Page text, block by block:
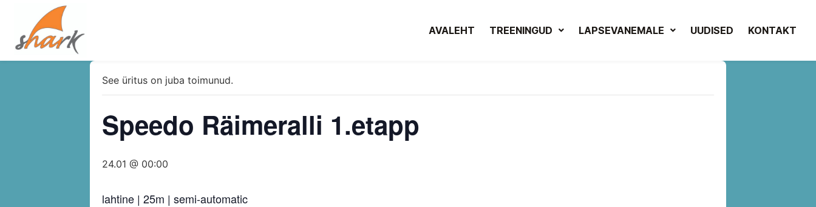
AVALEHT TREENINGUD LAPSEVANEMALE UUDISED KONTAKT
See üritus on juba toimunud.
Speedo Räimeralli 1.etapp
24.01 @ 00:00
lahtine | 25m | semi-automatic